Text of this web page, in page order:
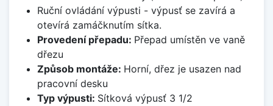
Ruční ovládání výpusti - výpusť se zavírá a
otevírá zamáčknutím sítka.
Provedení přepadu: Přepad umístěn ve vaně
dřezu
Způsob montáže: Horní, dřez je usazen nad
pracovní desku
Typ výpusti: Sítková výpusť 3 1/2